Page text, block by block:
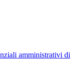
amministrativi di